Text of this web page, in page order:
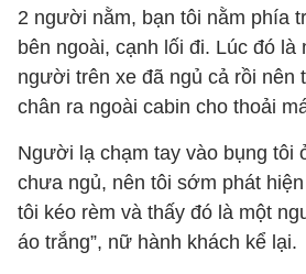
2 người nằm, bạn tôi nằm phía
bên ngoài, cạnh lối đi. Lúc đó là
người trên xe đã ngủ cả rồi nên
chân ra ngoài cabin cho thoải
Người lạ chạm tay vào bụng tôi
chưa ngủ, nên tôi sớm phát
tôi kéo rèm và thấy đó là một
áo trắng”, nữ hành khách kể lại.